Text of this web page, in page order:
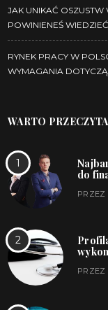
JAK UNIKAĆ
POWINIENEŚ
RYNEK PRACY W
WYMAGANIA
WARTO
do
PRZEZ
PRZEZ